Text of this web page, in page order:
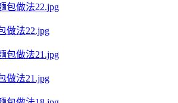
做法22.jpg
做法21.jpg